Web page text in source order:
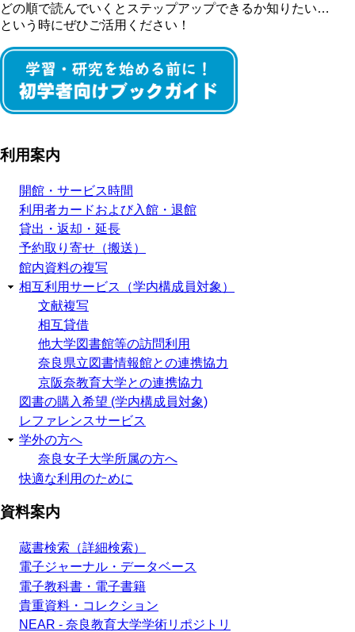
どの順で読んでいくとステップアップできるか知りたい…
という時にぜひご活用ください！
利用案内
開館・サービス時間
利用者カードおよび入館・退館
貸出・返却・延長
予約取り寄せ（搬送）
館内資料の複写
相互利用サービス（学内構成員対象）
文献複写
相互貸借
他大学図書館等の訪問利用
奈良県立図書情報館との連携協力
京阪奈教育大学との連携協力
図書の購入希望 (学内構成員対象)
レファレンスサービス
学外の方へ
奈良女子大学所属の方へ
快適な利用のために
資料案内
蔵書検索（詳細検索）
電子ジャーナル・データベース
電子教科書・電子書籍
貴重資料・コレクション
NEAR - 奈良教育大学学術リポジトリ